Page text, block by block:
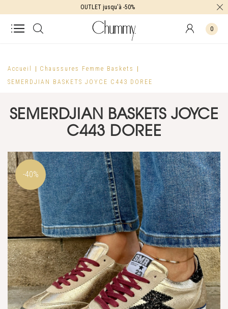
OUTLET jusqu'à -50%
0
Accueil Chaussures Femme Baskets
SEMERDJIAN BASKETS JOYCE C443 DOREE
SEMERDJIAN BASKETS JOYCE
C443 DOREE
-40%